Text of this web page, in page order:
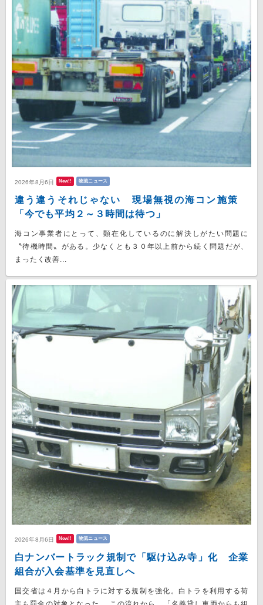
2026年8月6日 New!! 物流ニュース
違う違うそれじゃない 現場無視の海コン施策
「今でも平均２～３時間は待つ」
海コン事業者にとって、顕在化しているのに解決しがたい問題に
〝待機時間〟がある。少なくとも３０年以上前から続く問題だが、
まったく改善...
2026年8月6日 New!! 物流ニュース
白ナンバートラック規制で「駆け込み寺」化 企業
組合が入会基準を見直しへ
国交省は４月から白トラに対する規制を強化。白トラを利用する荷